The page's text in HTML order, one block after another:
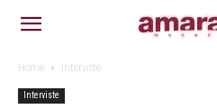
Home Interviste
Interviste